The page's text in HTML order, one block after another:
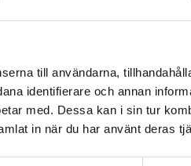
till användarna,
identifierare och annan
med. Dessa kan i sin tur
in när du har använt deras
via en
leveranser utanför
måste
mer